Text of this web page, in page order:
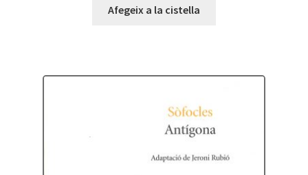
Afegeix a la cistella